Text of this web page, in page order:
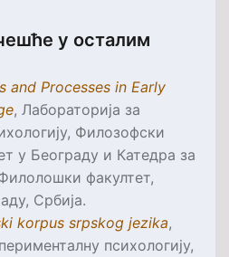
у осталим
and Processes in Early
, Лабораторија за
Филозофски
у Београду и Катедра за
факултет,
Србија.
korpus srpskog jezika,
психологију,